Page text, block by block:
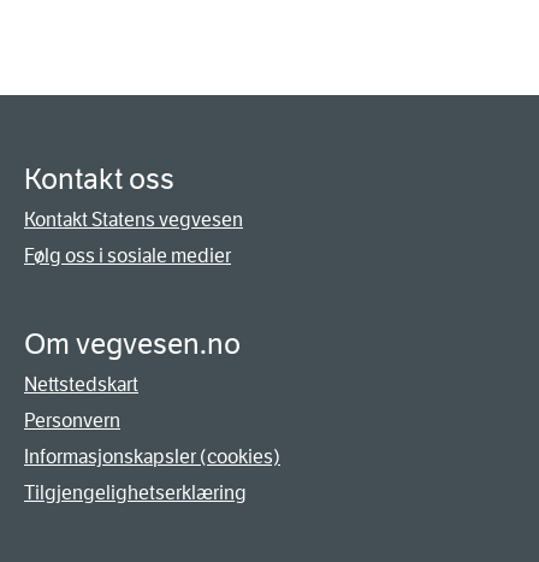
Kontakt oss
Kontakt Statens vegvesen
Følg oss i sosiale medier
Om vegvesen.no
Nettstedskart
Personvern
Informasjonskapsler (cookies)
Tilgjengelighetserklæring